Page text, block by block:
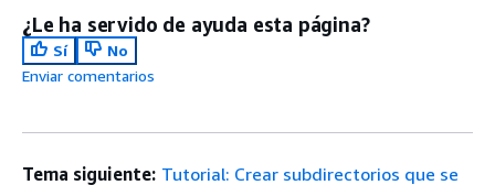
¿Le ha servido de ayuda esta página?
Sí
No
Enviar comentarios
Tema siguiente: Tutorial: Crear subdirectorios que se